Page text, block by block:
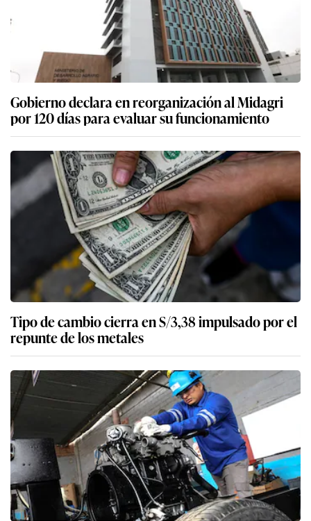
Gobierno declara en reorganización al Midagri
por 120 días para evaluar su funcionamiento
Tipo de cambio cierra en S/3,38 impulsado por el
repunte de los metales